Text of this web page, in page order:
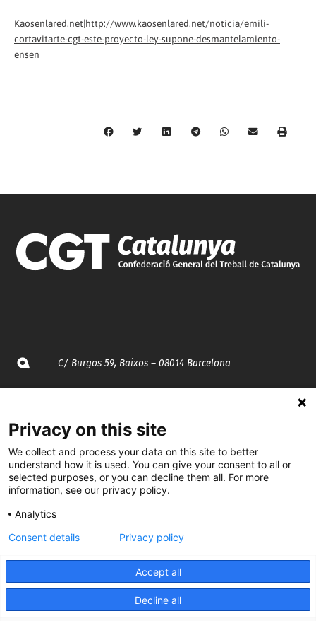
Kaosenlared.net|http://www.kaosenlared.net/noticia/emili-
cortavitarte-cgt-este-proyecto-ley-supone-desmantelamiento-
ensen
C/ Burgos 59, Baixos – 08014 Barcelona
935 120 481
@CGTCatalunya
CGTCatalunya
cgtcatalunya
Privacy on this site
We collect and process your data on this site to better
understand how it is used. You can give your consent to all or
selected purposes, or you can decline them all. For more
information, see our privacy policy.
Analytics
Accept all
Decline all
Consent details Privacy policy